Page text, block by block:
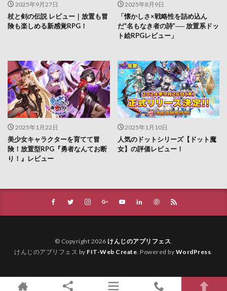
2025年9月27日
杖と剣の伝説 レビュー｜放置も冒
険も楽しめる新感覚RPG！
2025年8月9日
「懐かしさ×戦略性を詰め込ん
だ“名もなき者の詩”── 放置系ドッ
ト絵RPGレビュー」
2025年1月22日
美少女キャラクターを育てて冒
険！放置型RPG『勇者なんてお断
り！』レビュー
2025年1月10日
人気のドットシリーズ【ドット魔
女】の評価レビュー！
© Copyright 2026 けんじのアプリフェス.
けんじのアプリフェス by FIT-Web Create. Powered by WordPress.